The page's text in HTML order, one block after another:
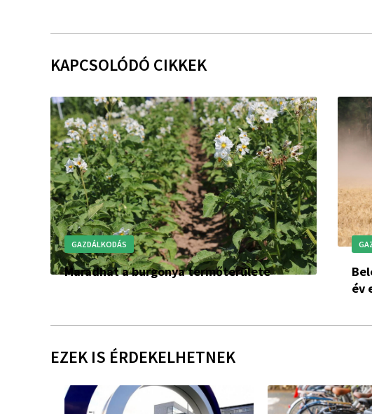
KAPCSOLÓDÓ CIKKEK
GAZDÁLKODÁS
Maradhat a burgonya termőterülete
év
EZEK IS ÉRDEKELHETNEK